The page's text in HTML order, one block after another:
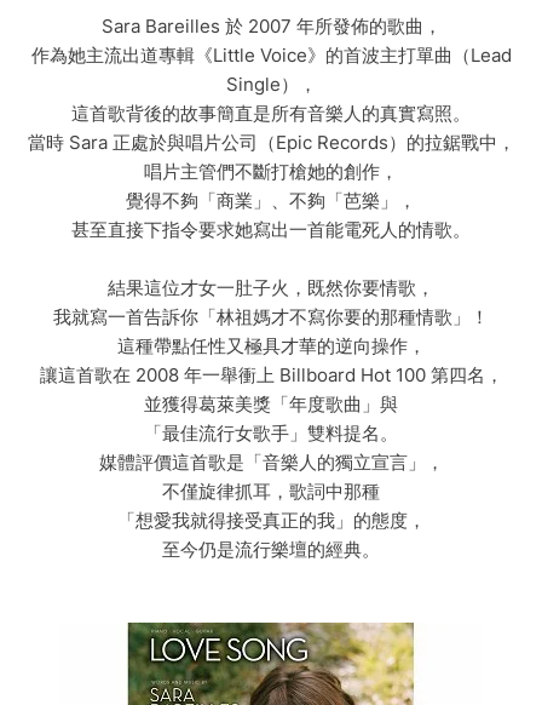
Sara Bareilles 於 2007 年所發佈的歌曲，
作為她主流出道專輯《Little Voice》的首波主打單曲（Lead
Single），
這首歌背後的故事簡直是所有音樂人的真實寫照。
當時 Sara 正處於與唱片公司（Epic Records）的拉鋸戰中，
唱片主管們不斷打槍她的創作，
覺得不夠「商業」、不夠「芭樂」，
甚至直接下指令要求她寫出一首能電死人的情歌。
結果這位才女一肚子火，既然你要情歌，
我就寫一首告訴你「林祖媽才不寫你要的那種情歌」！
這種帶點任性又極具才華的逆向操作，
讓這首歌在 2008 年一舉衝上 Billboard Hot 100 第四名，
並獲得葛萊美獎「年度歌曲」與
「最佳流行女歌手」雙料提名。
媒體評價這首歌是「音樂人的獨立宣言」，
不僅旋律抓耳，歌詞中那種
「想愛我就得接受真正的我」的態度，
至今仍是流行樂壇的經典。